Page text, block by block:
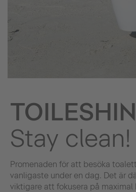
Stay clean!
Promenaden för att besöka
vanligaste under en dag. Det är
viktigare att fokusera på maximal